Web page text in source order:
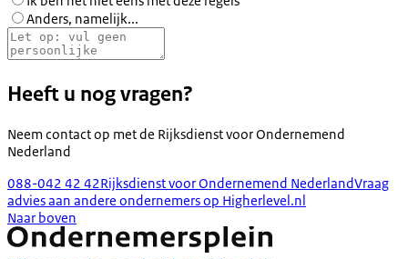
Anders, namelijk...
Heeft u nog vragen?
Neem contact op met de Rijksdienst voor Ondernemend
Nederland
088-042 42 42Rijksdienst voor Ondernemend NederlandVraag
advies aan andere ondernemers op Higherlevel.nl
Naar boven